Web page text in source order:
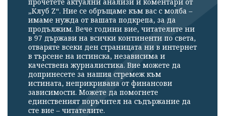
„Клуб Z“. Ние се обръщаме към вас с молба –
имаме нужда от вашата подкрепа, за да
продължим. Вече години вие, читателите ни
в 97 държави на всички континенти по света,
отваряте всеки ден страницата ни в интернет
в търсене на истинска, независима и
качествена журналистика. Вие можете да
допринесете за нашия стремеж към
истината, неприкривана от финансови
зависимости. Можете да помогнете
единственият поръчител на съдържание да
сте вие – читателите.